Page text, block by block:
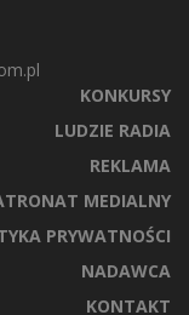
KONKURSY
LUDZIE RADIA
REKLAMA
MEDIALNY
PRYWATNOŚCI
NADAWCA
KONTAKT